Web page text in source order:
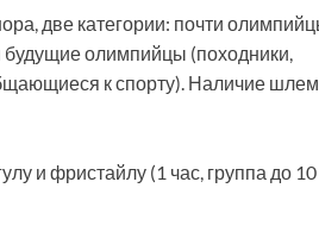
две категории: почти
олимпийцы (походники,
к спорту). Наличие
и фристайлу (1 час, группа до 10